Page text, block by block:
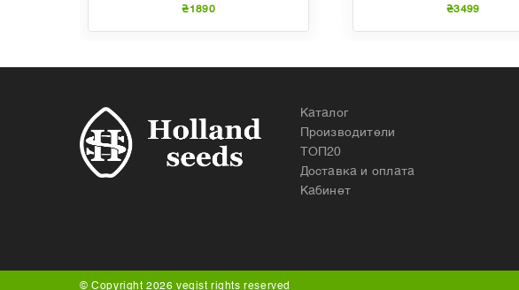
₴1890 ₴3499
Каталог
Производители
ТОП20
Доставка и оплата
Кабинет
© Copyright 2026 vegist rights reserved